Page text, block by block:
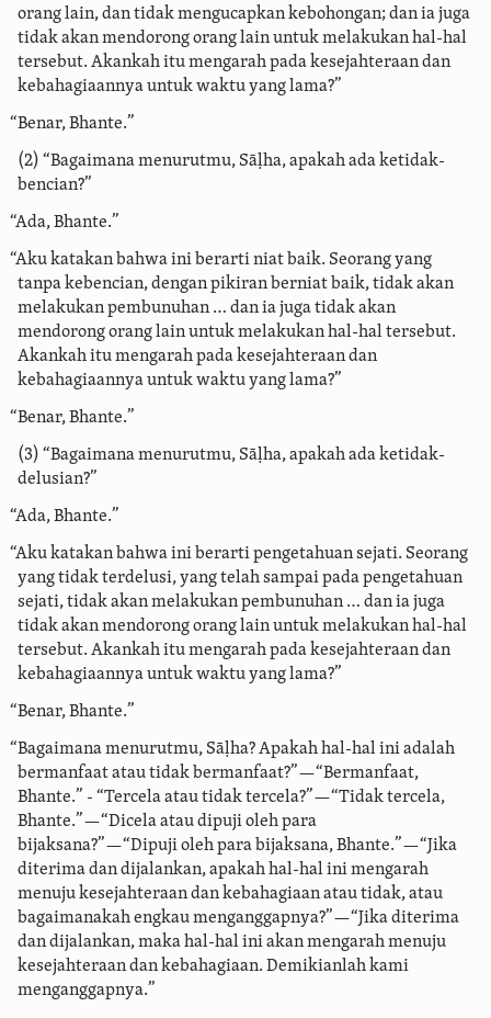
orang lain, dan tidak mengucapkan kebohongan; dan ia juga
tidak akan mendorong orang lain untuk melakukan hal-hal
tersebut. Akankah itu mengarah pada kesejahteraan dan
kebahagiaannya untuk waktu yang lama?”
“Benar, Bhante.”
(2) “Bagaimana menurutmu, Sāḷha, apakah ada ketidak-
bencian?”
“Ada, Bhante.”
“Aku katakan bahwa ini berarti niat baik. Seorang yang
tanpa kebencian, dengan pikiran berniat baik, tidak akan
melakukan pembunuhan … dan ia juga tidak akan
mendorong orang lain untuk melakukan hal-hal tersebut.
Akankah itu mengarah pada kesejahteraan dan
kebahagiaannya untuk waktu yang lama?”
“Benar, Bhante.”
(3) “Bagaimana menurutmu, Sāḷha, apakah ada ketidak-
delusian?”
“Ada, Bhante.”
“Aku katakan bahwa ini berarti pengetahuan sejati. Seorang
yang tidak terdelusi,yang telah sampai pada pengetahuan
sejati, tidak akan melakukan pembunuhan … dan ia juga
tidak akan mendorong orang lain untuk melakukan hal-hal
tersebut. Akankah itu mengarah pada kesejahteraan dan
kebahagiaannya untuk waktu yang lama?”
“Benar, Bhante.”
“Bagaimana menurutmu, Sāḷha? Apakah hal-hal ini adalah
bermanfaat atau tidak bermanfaat?”—“Bermanfaat,
Bhante.” - “Tercela atau tidak tercela?”—“Tidak tercela,
Bhante.”—“Dicela atau dipuji oleh para
bijaksana?”—“Dipuji oleh para bijaksana, Bhante.”—“Jika
diterima dan dijalankan, apakah hal-hal ini mengarah
menuju kesejahteraan dan kebahagiaan atau tidak, atau
bagaimanakah engkau menganggapnya?”—“Jika diterima
dan dijalankan, maka hal-hal ini akan mengarah menuju
kesejahteraan dan kebahagiaan. Demikianlah kami
menganggapnya.”